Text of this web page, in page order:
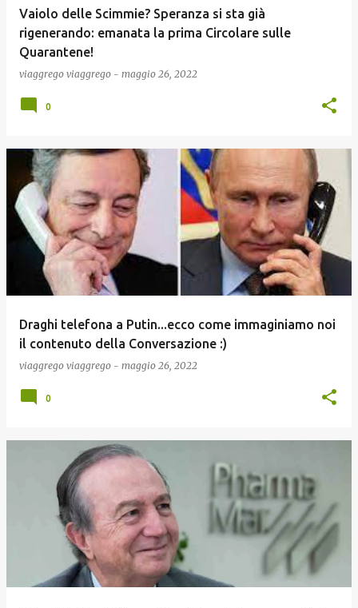
Vaiolo delle Scimmie? Speranza si sta già
rigenerando: emanata la prima Circolare sulle
Quarantene!
viaggrego viaggrego - maggio 26, 2022
0
Draghi telefona a Putin...ecco come immaginiamo noi
il contenuto della Conversazione :)
viaggrego viaggrego - maggio 26, 2022
0